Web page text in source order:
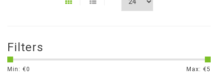
Filters
Min: €0 Max: €5